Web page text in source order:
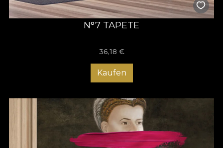
N°7 TAPETE
36,18 €
Kaufen